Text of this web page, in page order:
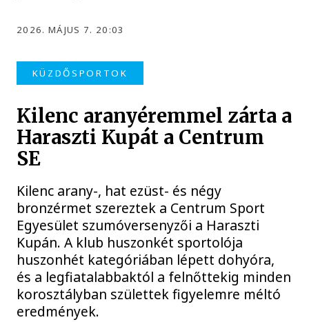
2026. MÁJUS 7. 20:03
KÜZDŐSPORTOK
Kilenc aranyéremmel zárta a
Haraszti Kupát a Centrum
SE
Kilenc arany-, hat ezüst- és négy
bronzérmet szereztek a Centrum Sport
Egyesület szumóversenyzői a Haraszti
Kupán. A klub huszonkét sportolója
huszonhét kategóriában lépett dohyóra,
és a legfiatalabbaktól a felnőttekig minden
korosztályban születtek figyelemre méltó
eredmények.